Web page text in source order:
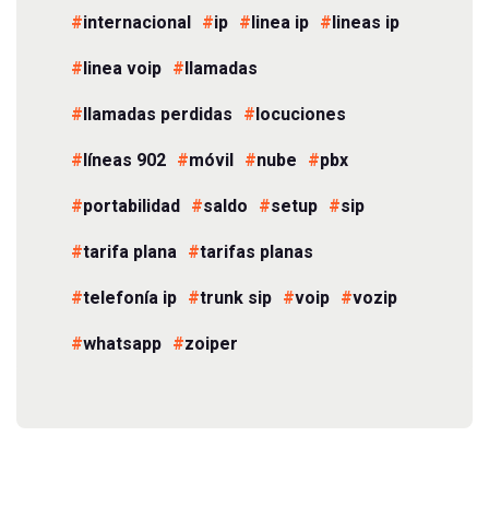
internacional
ip linea ip
lineas ip
linea voip
llamadas
llamadas perdidas
locuciones
líneas 902
móvil nube
pbx
portabilidad
saldo setup
sip
tarifa plana
tarifas planas
telefonía ip
trunk sip voip
vozip
whatsapp
zoiper